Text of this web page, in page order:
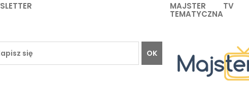
OK
MAJSTER TV
TEMATYCZNA